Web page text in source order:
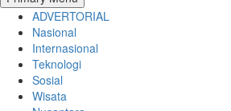
ADVERTORIAL
Nasional
Internasional
Teknologi
Sosial
Wisata